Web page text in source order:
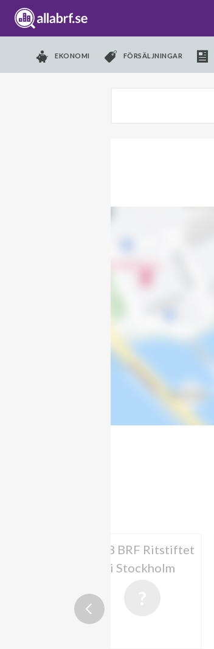
EKONOMI FÖRSÄLJNINGAR
HSB BRF Ritstiftet
i Stockholm